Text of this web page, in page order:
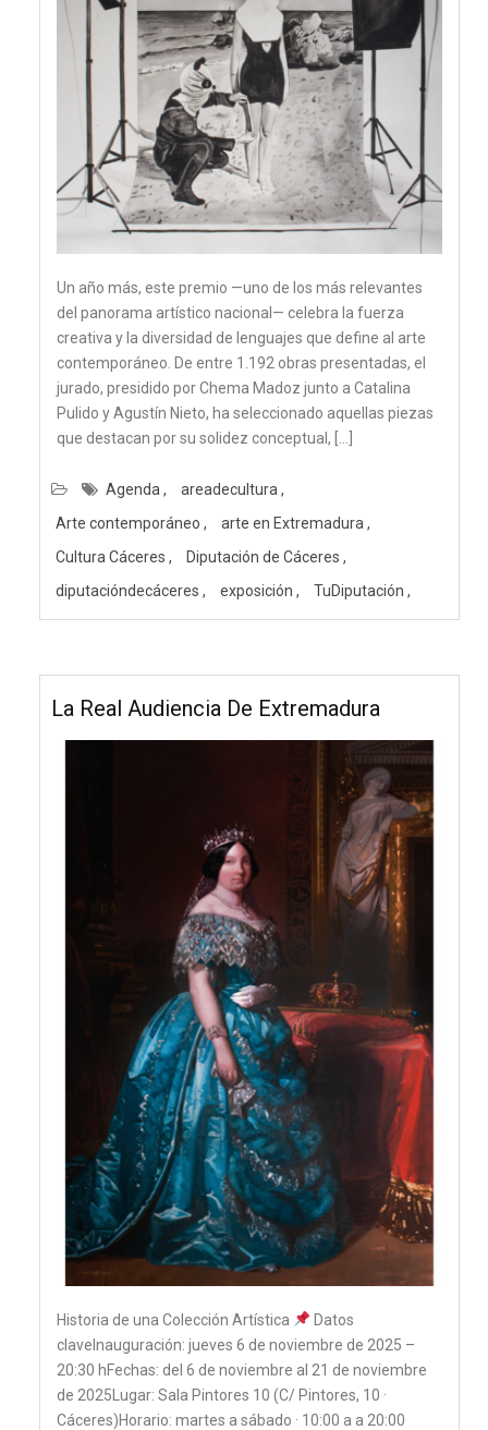
Un año más, este premio —uno de los más relevantes
del panorama artístico nacional— celebra la fuerza
creativa y la diversidad de lenguajes que define al arte
contemporáneo. De entre 1.192 obras presentadas, el
jurado, presidido por Chema Madoz junto a Catalina
Pulido y Agustín Nieto, ha seleccionado aquellas piezas
que destacan por su solidez conceptual, […]
Agenda
areadecultura
Arte contemporáneo
arte en Extremadura
Cultura Cáceres
Diputación de Cáceres
diputacióndecáceres
exposición TuDiputación
La Real Audiencia De Extremadura
Historia de una Colección Artística
Datos
claveInauguración: jueves 6 de noviembre de 2025 –
20:30 hFechas: del 6 de noviembre al 21 de noviembre
de 2025Lugar: Sala Pintores 10 (C/ Pintores, 10 ·
Cáceres)Horario: martes a sábado · 10:00 a a 20:00